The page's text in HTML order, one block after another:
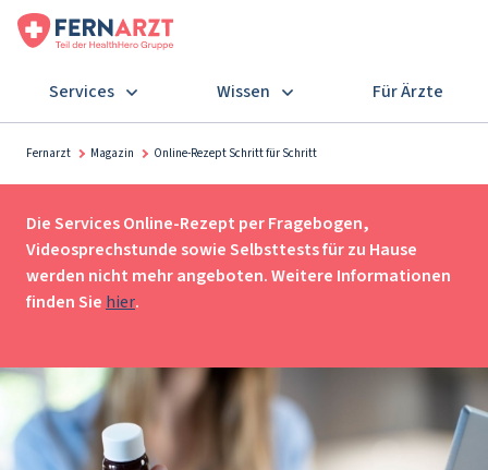
Services Wissen Für Ärzte
Fernarzt Magazin Online-Rezept Schritt für Schritt
Die Services Online-Rezept per Fragebogen,
Videosprechstunde sowie Selbsttests für zu Hause
werden nicht mehr angeboten. Weitere Informationen
finden Sie hier.